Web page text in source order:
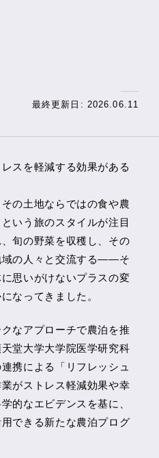
最終更新日: 2026.06.11
スを軽減する効果がある
の土地ならではの食や農
いう旅のスタイルが注目
旬の野菜を収穫し、その
域の人々と交流する――そ
思いがけないプラスの変
なってきました。
なアプローチで農泊を推
堂大学大学院医学研究科
携による「リフレッシュ
がストレス軽減効果や幸
的なエビデンスを基に、
できる新たな農泊プログ